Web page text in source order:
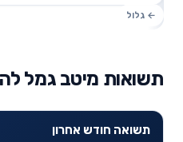
תשואות מיטב גמל
תשואה חודש אחרון